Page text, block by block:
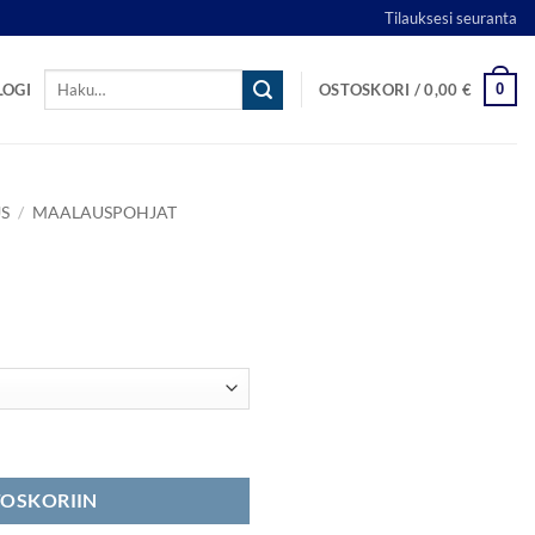
Tilauksesi seuranta
Etsi:
OSTOSKORI /0,00 € 0
/ MAALAUSPOHJAT
€